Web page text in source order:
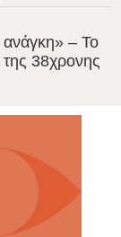
– Το
της 38χρονης